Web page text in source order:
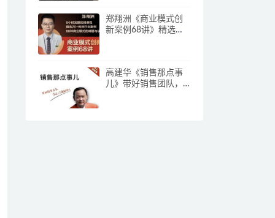
郑翔洲《商业模式创
新案例68讲》精选
高建华《销售那点事
儿》带好销售团队，